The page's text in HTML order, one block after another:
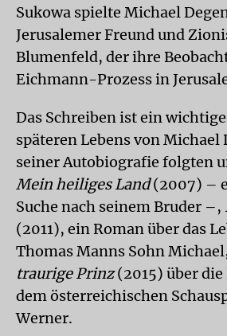
Sukowa spielte Michael
Jerusalemer Freund und
Blumenfeld, der ihre
Eichmann-Prozess in
Das Schreiben ist ein
späteren Lebens von Michael
seiner Autobiografie folgten
Mein heiliges Land(2007) –
Suche nach seinem Bruder –,
(2011), ein Roman über das
Thomas Manns Sohn
traurige Prinz(2015) über
dem österreichischen
Werner.